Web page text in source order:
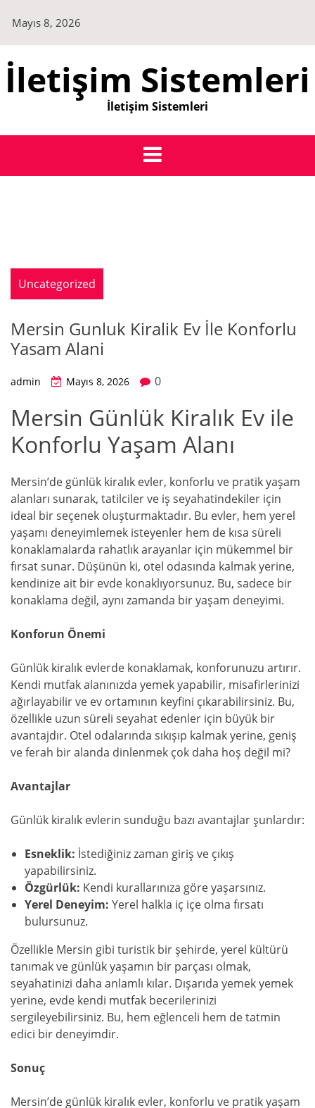
content
Mayıs 8, 2026
İletişim Sistemleri
İletişim Sistemleri
Uncategorized
Mersin Gunluk Kiralik Ev İle Konforlu
Yasam Alani
admin Mayıs 8, 2026 0
Mersin Günlük Kiralık Ev ile
Konforlu Yaşam Alanı
Mersin’de günlük kiralık evler, konforlu ve pratik yaşam
alanları sunarak, tatilciler ve iş seyahatindekiler için
ideal bir seçenek oluşturmaktadır. Bu evler, hem yerel
yaşamı deneyimlemek isteyenler hem de kısa süreli
konaklamalarda rahatlık arayanlar için mükemmel bir
fırsat sunar. Düşünün ki, otel odasında kalmak yerine,
kendinize ait bir evde konaklıyorsunuz. Bu, sadece bir
konaklama değil, aynı zamanda bir yaşam deneyimi.
Konforun Önemi
Günlük kiralık evlerde konaklamak, konforunuzu artırır.
Kendi mutfak alanınızda yemek yapabilir, misafirlerinizi
ağırlayabilir ve ev ortamının keyfini çıkarabilirsiniz. Bu,
özellikle uzun süreli seyahat edenler için büyük bir
avantajdır. Otel odalarında sıkışıp kalmak yerine, geniş
ve ferah bir alanda dinlenmek çok daha hoş değil mi?
Avantajlar
Günlük kiralık evlerin sunduğu bazı avantajlar şunlardır:
Esneklik: İstediğiniz zaman giriş ve çıkış
yapabilirsiniz.
Özgürlük: Kendi kurallarınıza göre yaşarsınız.
Yerel Deneyim: Yerel halkla iç içe olma fırsatı
bulursunuz.
Özellikle Mersin gibi turistik bir şehirde, yerel kültürü
tanımak ve günlük yaşamın bir parçası olmak,
seyahatinizi daha anlamlı kılar. Dışarıda yemek yemek
yerine, evde kendi mutfak becerilerinizi
sergileyebilirsiniz. Bu, hem eğlenceli hem de tatmin
edici bir deneyimdir.
Sonuç
Mersin’de günlük kiralık evler, konforlu ve pratik yaşam